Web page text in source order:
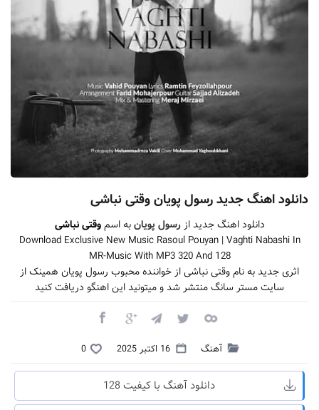
دانلود اهنگ جدید رسول پویان وقتی نباشی
دانلود اهنگ جدید ازرسول پویانبه اسموقتی نباشی
Download Exclusive New Music Rasoul Pouyan | Vaghti Nabashi In
MR-Music With MP3 320 And 128
اثری جدید به نام وقتی نباشی از خواننده محبوب رسول پویان همینک از
سایت مستر سانگ منتشر شد و میتونید این اهنگو دریافت کنید
آهنگ 16 اکتبر 2025 0
دانلود آهنگ با کیفیت 128